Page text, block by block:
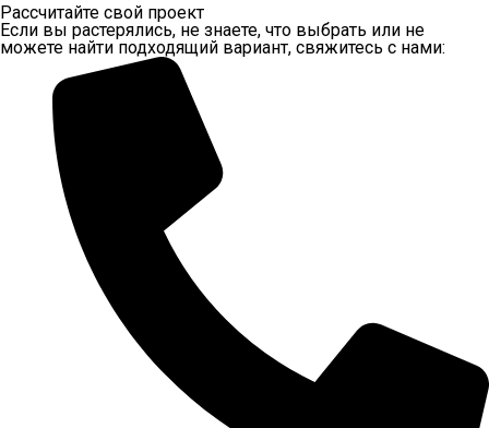
Рассчитайте свой проект
Если вы растерялись, не знаете, что выбрать или не
можете найти подходящий вариант, свяжитесь с нами: